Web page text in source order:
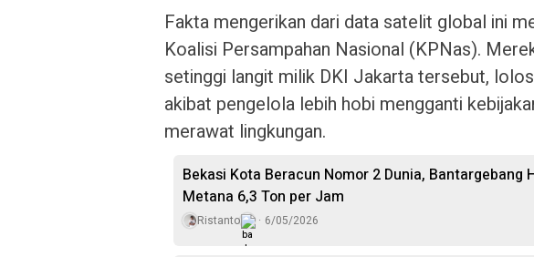
Fakta mengerikan dari data satelit global ini
Koalisi Persampahan Nasional (KPNas).
setinggi langit milik DKI Jakarta tersebut,
akibat pengelola lebih hobi mengganti
merawat lingkungan.
Bekasi Kota Beracun Nomor 2 Dunia, Bantargebang
Metana 6,3 Ton per Jam
Ristanto 6/05/2026